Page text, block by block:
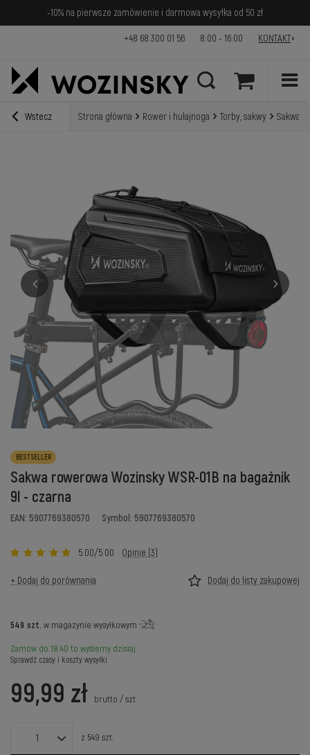
-10% na pierwsze zamówienie i darmowa wysyłka od 50 zł
+48 68 300 01 56 8:00 - 16:00 KONTAKT
Wstecz Strona główna Rower i hulajnoga Torby, sakwy Sakwa
BESTSELLER
Sakwa rowerowa Wozinsky WSR-01B na bagażnik
9l - czarna
EAN: 5907769380570 Symbol: 5907769380570
5.00/5.00 Opinie (3)
+ Dodaj do porównania Dodaj do listy zakupowej
549 szt. w magazynie wysyłkowym
Zamów do 18:40 to wyślemy dzisiaj
Sprawdź czasy i koszty wysyłki
99,99 zł brutto /szt.
z 549 szt.